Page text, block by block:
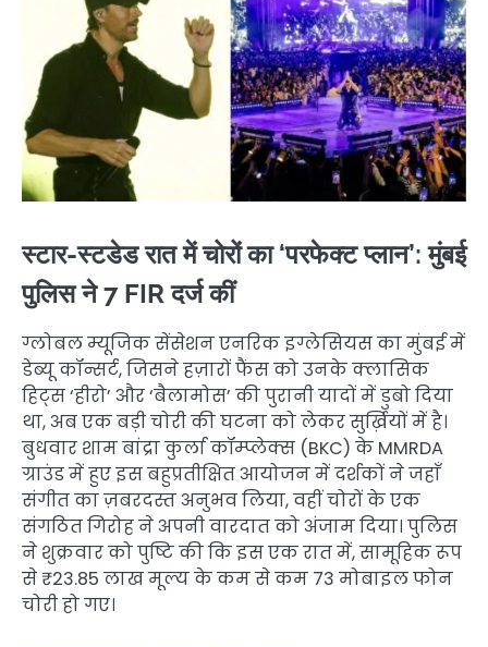
स्टार-स्टडेड रात में चोरों का ‘परफेक्ट प्लान’: मुंबई
पुलिस ने 7 FIR दर्ज कीं
ग्लोबल म्यूजिक सेंसेशन एनरिक इग्लेसियस का मुंबई में
डेब्यू कॉन्सर्ट, जिसने हज़ारों फैंस को उनके क्लासिक
हिट्स ‘हीरो’ और ‘बैलामोस’ की पुरानी यादों में डुबो दिया
था, अब एक बड़ी चोरी की घटना को लेकर सुर्ख़ियों में है।
बुधवार शाम बांद्रा कुर्ला कॉम्प्लेक्स (BKC) के MMRDA
ग्राउंड में हुए इस बहुप्रतीक्षित आयोजन में दर्शकों ने जहाँ
संगीत का ज़बरदस्त अनुभव लिया, वहीं चोरों के एक
संगठित गिरोह ने अपनी वारदात को अंजाम दिया। पुलिस
ने शुक्रवार को पुष्टि की कि इस एक रात में, सामूहिक रूप
से ₹23.85 लाख मूल्य के कम से कम 73 मोबाइल फोन
चोरी हो गए।